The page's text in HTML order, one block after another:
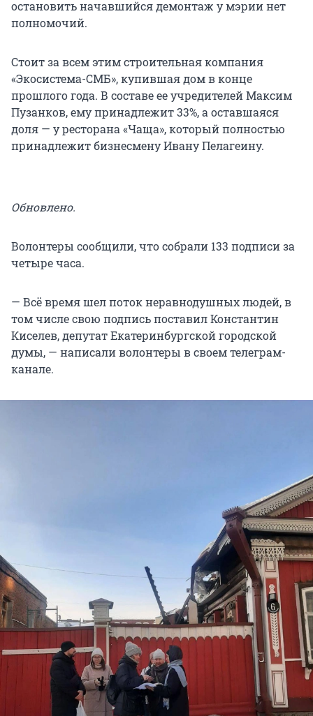
остановить начавшийся демонтаж у мэрии нет
полномочий.
Стоит за всем этим строительная компания
«Экосистема-СМБ», купившая дом в конце
прошлого года. В составе ее учредителей Максим
Пузанков, ему принадлежит 33%, а оставшаяся
доля — у ресторана «Чаща», который полностью
принадлежит бизнесмену Ивану Пелагеину.
Обновлено.
Волонтеры сообщили, что собрали 133 подписи за
четыре часа.
— Всё время шел поток неравнодушных людей, в
том числе свою подпись поставил Константин
Киселев, депутат Екатеринбургской городской
думы, — написали волонтеры в своем телеграм-
канале.